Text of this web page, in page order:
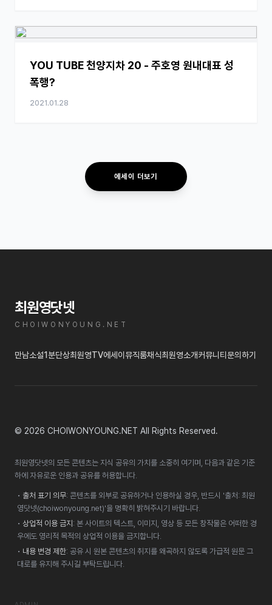
YOU TUBE 천양지차 20 - 주호영 원내대표 성
폭행?
2021.01.28
에세이 더보기
최원영닷넷
CHOIWONYOUNG.NET
만남소설1분단상최원영TV에세이 뮤직룸채식최원영소개커뮤니티 문의하기
© 2026 CHOIWONYOUNG.NET All Rights Reserved.
최원영닷넷의 모든 콘텐츠는 지식 공유의 가치를 소중히 여기며, 다음과 같은 기준
하에 자유로운 인용과 공유를 허용합니다.
• 출처 표기 의무: 콘텐츠를 외부로 공유하거나 인용하실 경우, 반드시 '출처: 최원
영닷넷(choiwonyoung.net)'을 명확히 밝혀주시기 바랍니다.
• 상업적 이용 금지 : 본 사이트의 텍스트, 이미지, 영상 등 모든 창작물은 어떠한 경
우에도 영리적 목적의 상업적 이용을 금지합니다.
• 내용 변경 제한: 공유 시 원본 콘텐츠의 취지를 왜곡하지 않도록 가급적 원문 그
대로를 유지해 주시길 부탁드립니다.